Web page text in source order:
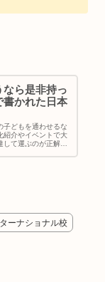
ら是非持っ
書かれた日本
子どもを通わせるな
紹介やイベントで大
て運ぶのが正解で
ーナショナル校